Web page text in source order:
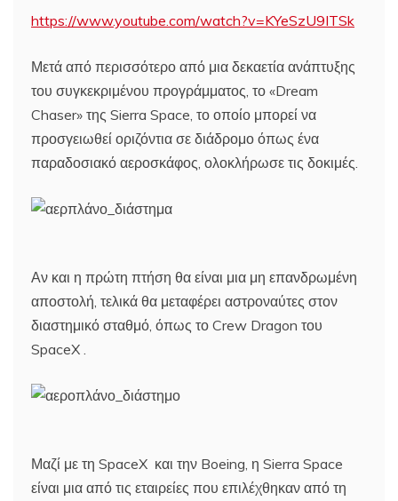
https://www.youtube.com/watch?v=KYeSzU9ITSk
Μετά από περισσότερο από μια δεκαετία ανάπτυξης
του συγκεκριμένου προγράμματος, το «Dream
Chaser» της Sierra Space, το οποίο μπορεί να
προσγειωθεί οριζόντια σε διάδρομο όπως ένα
παραδοσιακό αεροσκάφος, ολοκλήρωσε τις δοκιμές.
Αν και η πρώτη πτήση θα είναι μια μη επανδρωμένη
αποστολή, τελικά θα μεταφέρει αστροναύτες στον
διαστημικό σταθμό, όπως το Crew Dragon του
SpaceX .
Μαζί με τη SpaceX και την Boeing, η Sierra Space
είναι μια από τις εταιρείες που επιλέχθηκαν από τη